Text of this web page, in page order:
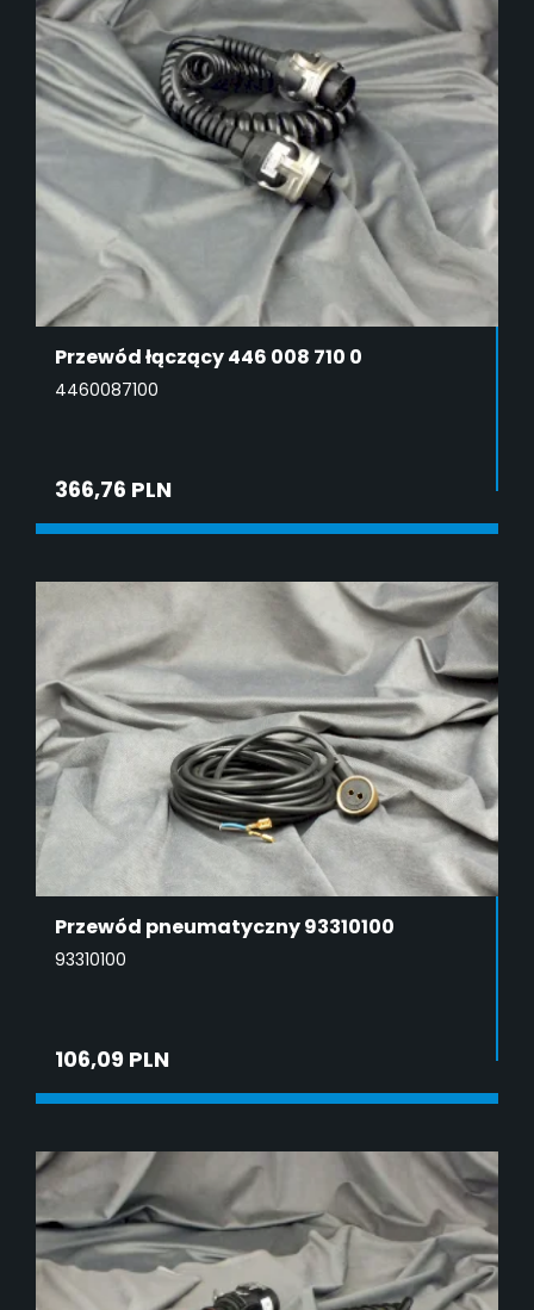
Przewód łączący 446 008 710 0
4460087100
366,76 PLN
Przewód pneumatyczny 93310100
93310100
106,09 PLN